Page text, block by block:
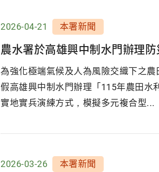
2026-04-21 本署新聞
農水署於高雄興中制水門辦理
為強化極端氣候及人為風險交織下之
假高雄興中制水門辦理「115年農田水
實地實兵演練方式，模擬多元複合型...
2026-03-26 本署新聞